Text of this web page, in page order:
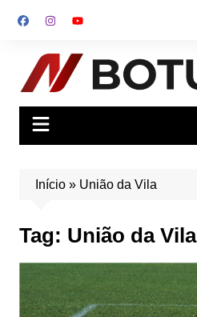
para
conteúdo
Início» União da Vila
Tag: União da Vila